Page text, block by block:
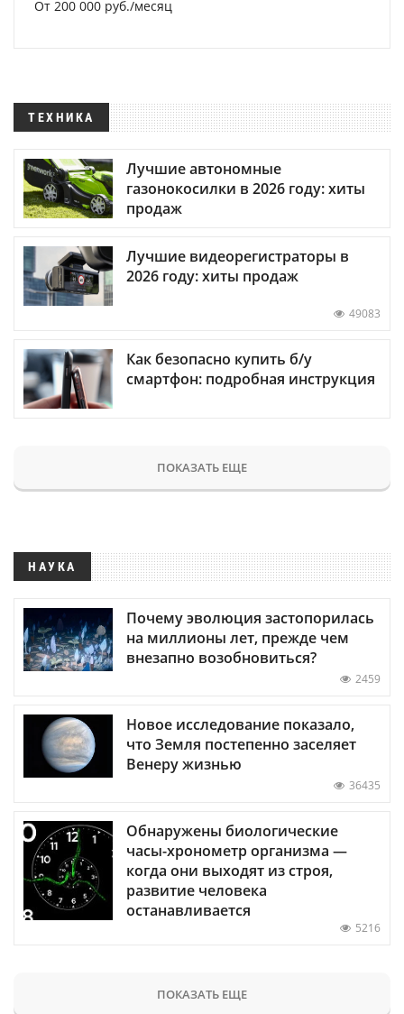
От 200 000 руб./месяц
ТЕХНИКА
Лучшие автономные
газонокосилки в 2026 году: хиты
продаж
Лучшие видеорегистраторы в
2026 году: хиты продаж
49083
Как безопасно купить б/у
смартфон: подробная инструкция
ПОКАЗАТЬ ЕЩЕ
НАУКА
Почему эволюция застопорилась
на миллионы лет, прежде чем
внезапно возобновиться?
2459
Новое исследование показало,
что Земля постепенно заселяет
Венеру жизнью
36435
Обнаружены биологические
часы-хронометр организма —
когда они выходят из строя,
развитие человека
останавливается
5216
ПОКАЗАТЬ ЕЩЕ